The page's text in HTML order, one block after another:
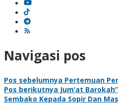
Navigasi pos
Pos sebelumnya Pertemuan
Pos berikutnya Jum’at
Sembako Kepada Sopir Dan